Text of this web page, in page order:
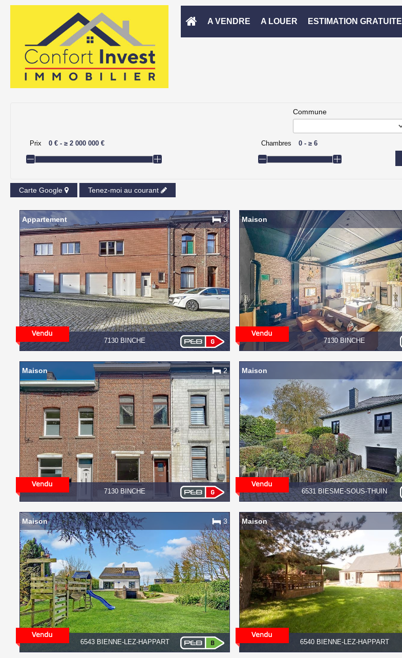
A VENDRE A LOUER ESTIMATION GRATUITE
Commune
Prix 0 €- ≥ 2 000 000 € Chambres 0 -≥ 6
Carte Google Tenez-moi au courant
7130 BINCHE
Appartement 3
7130 BINCHE
Maison
7130 BINCHE
Maison 2
6531 BIESME-SOUS-THUIN
Maison
6543 BIENNE-LEZ-HAPPART
Maison 3
6540 BIENNE-LEZ-HAPPART
Maison